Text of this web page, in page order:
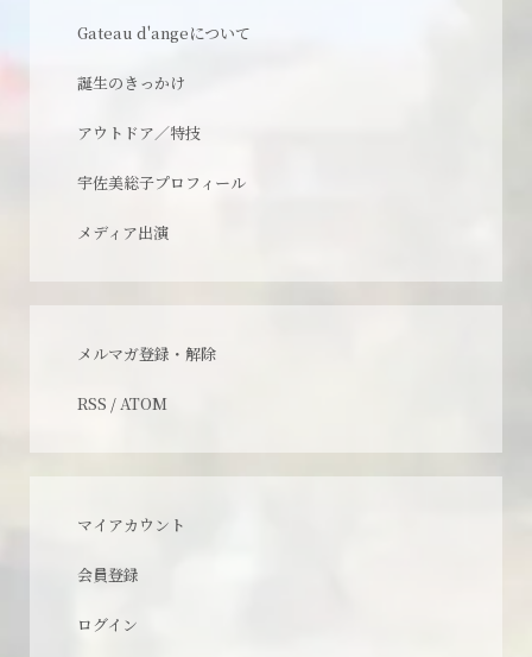
Gateau d'angeについて
誕生のきっかけ
アウトドア／特技
宇佐美総子プロフィール
メディア出演
メルマガ登録・解除
RSS /ATOM
マイアカウント
会員登録
ログイン